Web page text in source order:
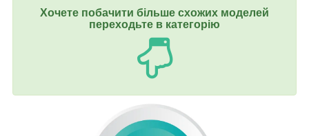
Хочете побачити більше схожих моделей
переходьте в категорію